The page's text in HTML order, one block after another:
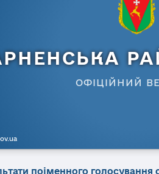
ОФІЦІЙНИЙ
поіменного голосування